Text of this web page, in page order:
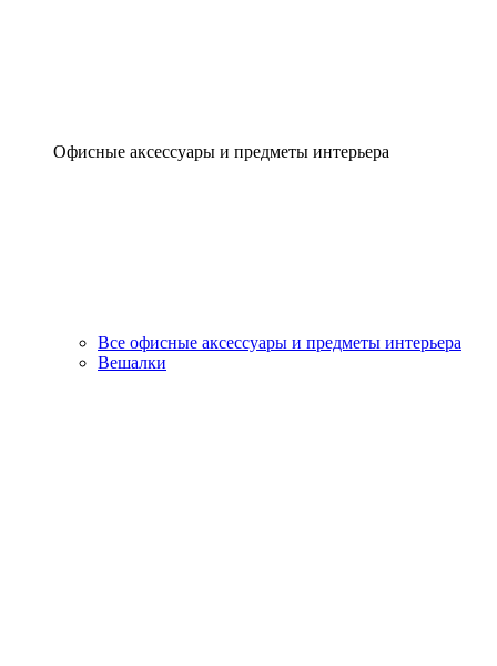
Офисные аксессуары и предметы интерьера
Все офисные аксессуары и предметы интерьера
Вешалки